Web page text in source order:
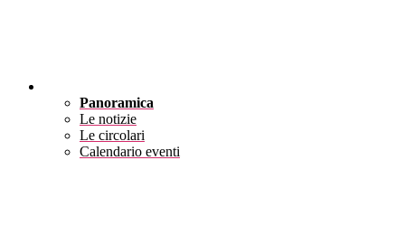
Panoramica
Le notizie
Le circolari
Calendario eventi